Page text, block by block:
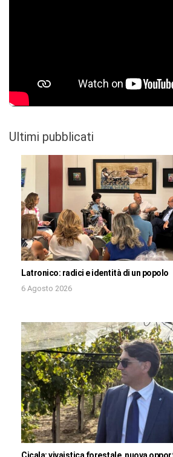
Ultimi pubblicati
Latronico: radici e identità di un popolo
6 Agosto 2026
Cicala: vivaistica forestale, nuova